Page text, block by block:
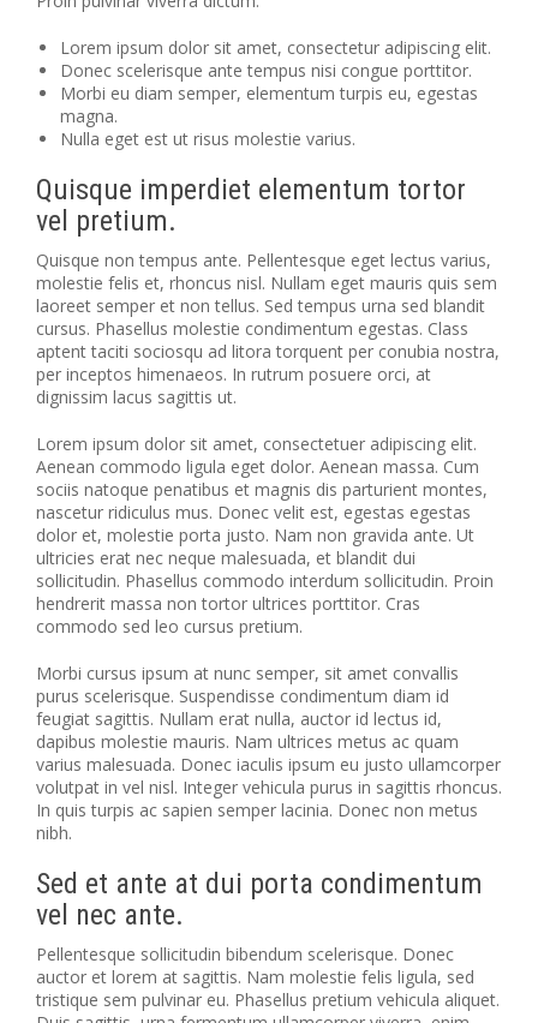
Lorem ipsum dolor sit amet, consectetur adipiscing elit.
Donec scelerisque ante tempus nisi congue porttitor.
Morbi eu diam semper, elementum turpis eu, egestas
magna.
Nulla eget est ut risus molestie varius.
Quisque imperdiet elementum tortor
vel pretium.
Quisque non tempus ante. Pellentesque eget lectus varius,
molestie felis et, rhoncus nisl. Nullam eget mauris quis sem
laoreet semper et non tellus. Sed tempus urna sed blandit
cursus. Phasellus molestie condimentum egestas. Class
aptent taciti sociosqu ad litora torquent per conubia nostra,
per inceptos himenaeos. In rutrum posuere orci, at
dignissim lacus sagittis ut.
Lorem ipsum dolor sit amet, consectetuer adipiscing elit.
Aenean commodo ligula eget dolor. Aenean massa. Cum
sociis natoque penatibus et magnis dis parturient montes,
nascetur ridiculus mus. Donec velit est, egestas egestas
dolor et, molestie porta justo. Nam non gravida ante. Ut
ultricies erat nec neque malesuada, et blandit dui
sollicitudin. Phasellus commodo interdum sollicitudin. Proin
hendrerit massa non tortor ultrices porttitor. Cras
commodo sed leo cursus pretium.
Morbi cursus ipsum at nunc semper, sit amet convallis
purus scelerisque. Suspendisse condimentum diam id
feugiat sagittis. Nullam erat nulla, auctor id lectus id,
dapibus molestie mauris. Nam ultrices metus ac quam
varius malesuada. Donec iaculis ipsum eu justo ullamcorper
volutpat in vel nisl. Integer vehicula purus in sagittis rhoncus.
In quis turpis ac sapien semper lacinia. Donec non metus
nibh.
Sed et ante at dui porta condimentum
vel nec ante.
Pellentesque sollicitudin bibendum scelerisque. Donec
auctor et lorem at sagittis. Nam molestie felis ligula, sed
tristique sem pulvinar eu. Phasellus pretium vehicula aliquet.